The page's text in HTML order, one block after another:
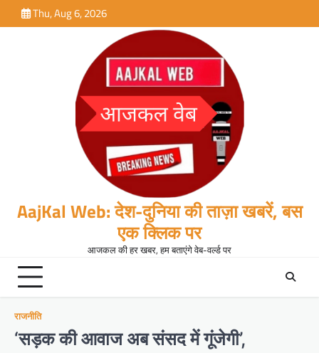
to
Thu, Aug 6, 2026
AajKal Web: देश-दुनिया की ताज़ा खबरें, बस
एक क्लिक पर
आजकल की हर खबर, हम बताएंगे वेब-वर्ल्ड पर
राजनीति
‘सड़क की आवाज अब संसद में गूंजेगी’,